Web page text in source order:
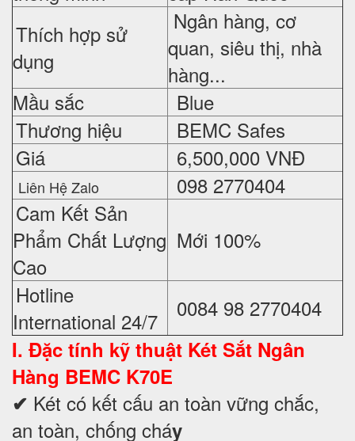
Thích hợp sử
dụng
Ngân hàng, cơ
quan, siêu thị, nhà
hàng...
Mầu sắc
Blue
Thương hiệu
BEMC Safes
Giá
6,500,000 VNĐ
Liên Hệ Zalo
098 2770404
Cam Kết Sản
Phẩm Chất Lượng
Cao
Mới 100%
Hotline
International 24/7
0084 98 2770404
I. Đặc tính kỹ thuật Két Sắt Ngân
Hàng BEMC K70E
✔ Két có kết cấu an toàn vững chắc,
an toàn, chống cháy